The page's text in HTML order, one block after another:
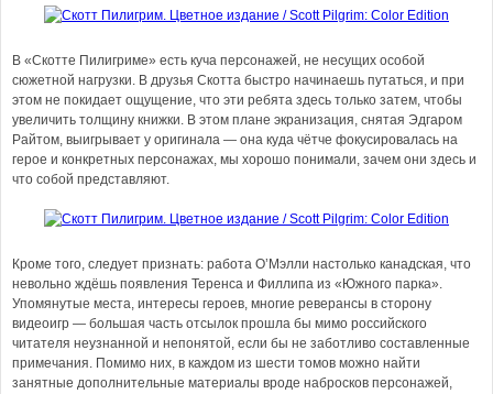
В «Скотте Пилигриме» есть куча персонажей, не несущих особой
сюжетной нагрузки. В друзья Скотта быстро начинаешь путаться, и при
этом не покидает ощущение, что эти ребята здесь только затем, чтобы
увеличить толщину книжки. В этом плане экранизация, снятая Эдгаром
Райтом, выигрывает у оригинала — она куда чётче фокусировалась на
герое и конкретных персонажах, мы хорошо понимали, зачем они здесь и
что собой представляют.
Кроме того, следует признать: работа О’Мэлли настолько канадская, что
невольно ждёшь появления Теренса и Филлипа из «Южного парка».
Упомянутые места, интересы героев, многие реверансы в сторону
видеоигр — большая часть отсылок прошла бы мимо российского
читателя неузнанной и непонятой, если бы не заботливо составленные
примечания. Помимо них, в каждом из шести томов можно найти
занятные дополнительные материалы вроде набросков персонажей,